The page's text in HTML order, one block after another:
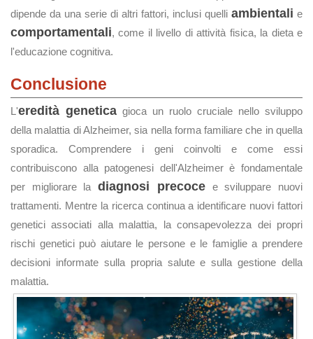
dipende da una serie di altri fattori, inclusi quelli ambientali e
comportamentali, come il livello di attività fisica, la dieta e
l'educazione cognitiva.
Conclusione
L'eredità genetica gioca un ruolo cruciale nello sviluppo
della malattia di Alzheimer, sia nella forma familiare che in quella
sporadica. Comprendere i geni coinvolti e come essi
contribuiscono alla patogenesi dell'Alzheimer è fondamentale
per migliorare ladiagnosi precocee sviluppare nuovi
trattamenti. Mentre la ricerca continua a identificare nuovi fattori
genetici associati alla malattia, la consapevolezza dei propri
rischi genetici può aiutare le persone e le famiglie a prendere
decisioni informate sulla propria salute e sulla gestione della
malattia.